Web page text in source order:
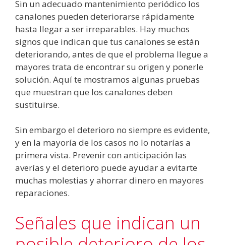
Sin un adecuado mantenimiento periódico los
canalones pueden deteriorarse rápidamente
hasta llegar a ser irreparables. Hay muchos
signos que indican que tus canalones se están
deteriorando, antes de que el problema llegue a
mayores trata de encontrar su origen y ponerle
solución. Aquí te mostramos algunas pruebas
que muestran que los canalones deben
sustituirse.
Sin embargo el deterioro no siempre es evidente,
y en la mayoría de los casos no lo notarías a
primera vista. Prevenir con anticipación las
averías y el deterioro puede ayudar a evitarte
muchas molestias y ahorrar dinero en mayores
reparaciones.
Señales que indican un